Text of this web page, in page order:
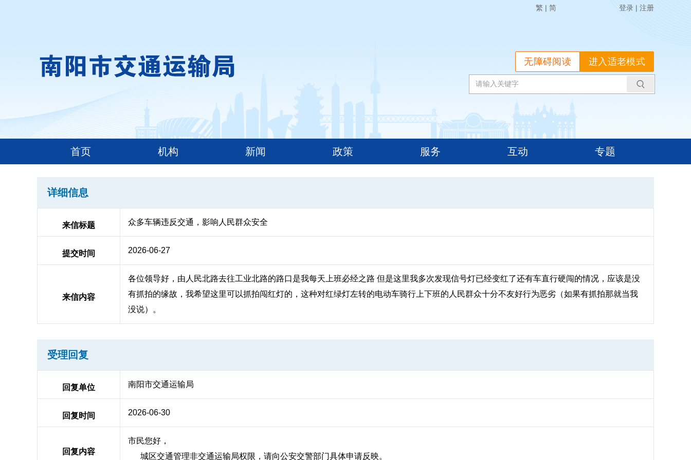
繁 | 简 登录 | 注册
进入适老模式
无障碍阅读
首页 机构 新闻 政策 服务 互动 专题
详细信息
来信标题 众多车辆违反交通，影响人民群众安全
提交时间 2026-06-27
来信内容
各位领导好，由人民北路去往工业北路的路口是我每天上班必经之路 但是这里我多次发现信号灯已经变红了还有车直行硬闯的情况，应该是没
有抓拍的缘故，我希望这里可以抓拍闯红灯的，这种对红绿灯左转的电动车骑行上下班的人民群众十分不友好行为恶劣（如果有抓拍那就当我
没说）。
受理回复
回复单位 南阳市交通运输局
回复时间 2026-06-30
回复内容
市民您好，
城区交通管理非交通运输局权限，请向公安交警部门具体申请反映。